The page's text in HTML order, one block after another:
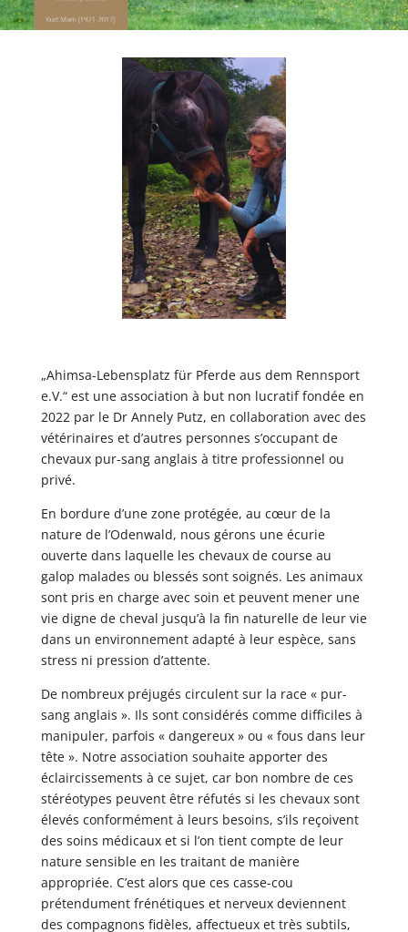
„Ahimsa-Lebensplatz für Pferde aus dem Rennsport
e.V.“ est une association à but non lucratif fondée en
2022 par le Dr Annely Putz, en collaboration avec des
vétérinaires et d’autres personnes s’occupant de
chevaux pur-sang anglais à titre professionnel ou
privé.
En bordure d’une zone protégée, au cœur de la
nature de l’Odenwald, nous gérons une écurie
ouverte dans laquelle les chevaux de course au
galop malades ou blessés sont soignés. Les animaux
sont pris en charge avec soin et peuvent mener une
vie digne de cheval jusqu’à la fin naturelle de leur vie
dans un environnement adapté à leur espèce, sans
stress ni pression d’attente.
De nombreux préjugés circulent sur la race « pur-
sang anglais ». Ils sont considérés comme difficiles à
manipuler, parfois « dangereux » ou « fous dans leur
tête ». Notre association souhaite apporter des
éclaircissements à ce sujet, car bon nombre de ces
stéréotypes peuvent être réfutés si les chevaux sont
élevés conformément à leurs besoins, s’ils reçoivent
des soins médicaux et si l’on tient compte de leur
nature sensible en les traitant de manière
appropriée. C’est alors que ces casse-cou
prétendument frénétiques et nerveux deviennent
des compagnons fidèles, affectueux et très subtils,